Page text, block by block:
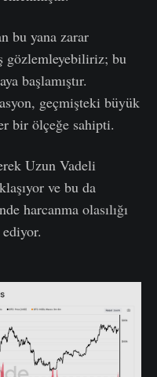
bu yana zarar
gözlemleyebiliriz; bu
başlamıştır.
geçmişteki büyük
bir ölçeğe sahipti.
Uzun Vadeli
ve bu da
harcanma olasılığı